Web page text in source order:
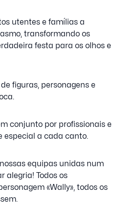
utentes e famílias a
transformando os
festa para os olhos e
figuras, personagens e
conjunto por profissionais e
especial a cada canto.
equipas unidas num
alegria! Todos os
«Wally», todos os